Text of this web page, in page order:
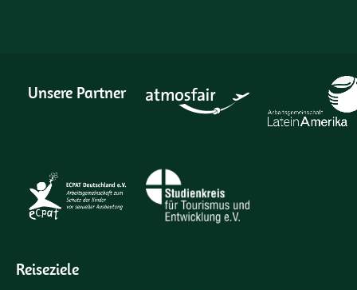
Unsere Partner
Reiseziele